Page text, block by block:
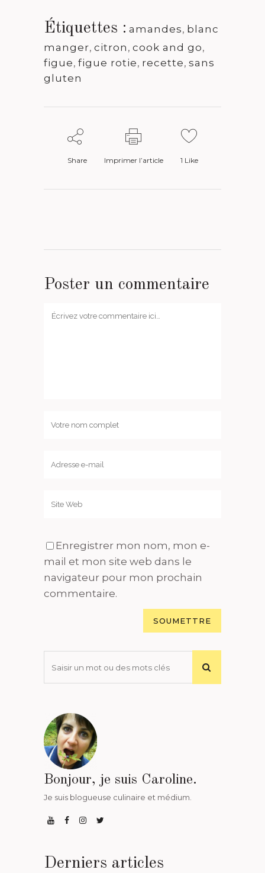
Étiquettes : amandes, blanc
manger, citron , cook and go,
figue, figue rotie, recette, sans
gluten
Share Imprimer l’article 1 Like
Poster un commentaire
Enregistrer mon nom, mon e-
mail et mon site web dans le
navigateur pour mon prochain
commentaire.
Bonjour, je suis Caroline.
Je suis blogueuse culinaire et médium.
Derniers articles